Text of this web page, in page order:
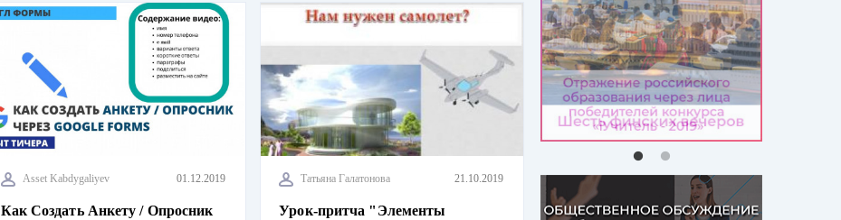
Asset Kabdygaliyev 01.12.2019
Как Создать Анкету / Опросник
Татьяна Галатонова 21.10.2019
Урок-притча "Элементы